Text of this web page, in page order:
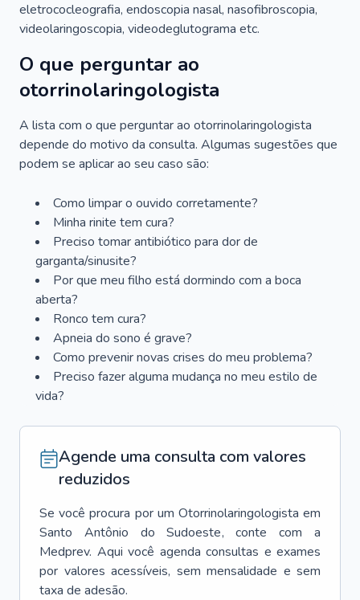
eletrococleografia, endoscopia nasal, nasofibroscopia,
videolaringoscopia, videodeglutograma etc.
O que perguntar ao
otorrinolaringologista
A lista com o que perguntar ao otorrinolaringologista
depende do motivo da consulta. Algumas sugestões que
podem se aplicar ao seu caso são:
Como limpar o ouvido corretamente?
Minha rinite tem cura?
Preciso tomar antibiótico para dor de
garganta/sinusite?
Por que meu filho está dormindo com a boca
aberta?
Ronco tem cura?
Apneia do sono é grave?
Como prevenir novas crises do meu problema?
Preciso fazer alguma mudança no meu estilo de
vida?
Agende uma consulta com valores
reduzidos
Se você procura por um Otorrinolaringologista em
Santo Antônio do Sudoeste, conte com a
Medprev. Aqui você agenda consultas e exames
por valores acessíveis, sem mensalidade e sem
taxa de adesão.